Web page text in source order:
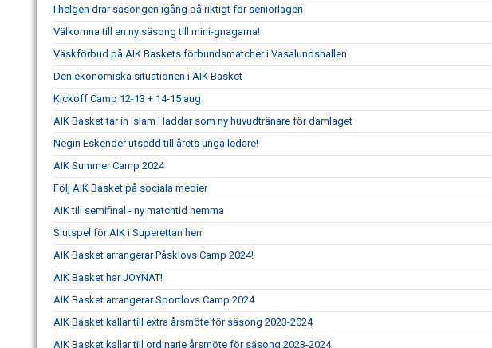
I helgen drar säsongen igång på riktigt för seniorlagen
Välkomna till en ny säsong till mini-gnagarna!
Väskförbud på AIK Baskets förbundsmatcher i Vasalundshallen
Den ekonomiska situationen i AIK Basket
Kickoff Camp 12-13 + 14-15 aug
AIK Basket tar in Islam Haddar som ny huvudtränare för damlaget
Negin Eskender utsedd till årets unga ledare!
AIK Summer Camp 2024
Följ AIK Basket på sociala medier
AIK till semifinal - ny matchtid hemma
Slutspel för AIK i Superettan herr
AIK Basket arrangerar Påsklovs Camp 2024!
AIK Basket har JOYNAT!
AIK Basket arrangerar Sportlovs Camp 2024
AIK Basket kallar till extra årsmöte för säsong 2023-2024
AIK Basket kallar till ordinarie årsmöte för säsong 2023-2024